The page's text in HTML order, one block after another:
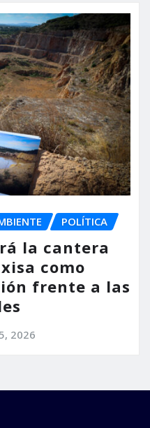
POLÍTICA
la cantera
como
frente a las
2026